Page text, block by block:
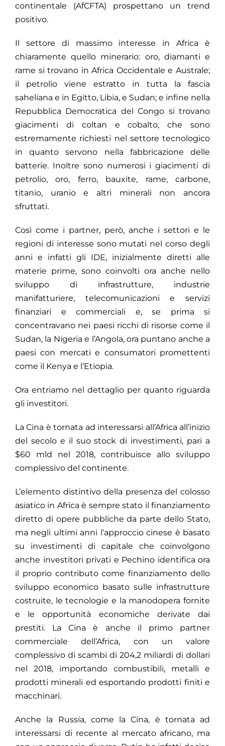
continentale (AfCFTA) prospettano un trend
positivo.
Il settore di massimo interesse in Africa è
chiaramente quello minerario: oro, diamanti e
rame si trovano in Africa Occidentale e Australe;
il petrolio viene estratto in tutta la fascia
saheliana e in Egitto, Libia, e Sudan; e infine nella
Repubblica Democratica del Congo si trovano
giacimenti di coltan e cobalto, che sono
estremamente richiesti nel settore tecnologico
in quanto servono nella fabbricazione delle
batterie. Inoltre sono numerosi i giacimenti di
petrolio, oro, ferro, bauxite, rame, carbone,
titanio, uranio e altri minerali non ancora
sfruttati.
Così come i partner, però, anche i settori e le
regioni di interesse sono mutati nel corso degli
anni e infatti gli IDE, inizialmente diretti alle
materie prime, sono coinvolti ora anche nello
sviluppo di infrastrutture, industrie
manifatturiere, telecomunicazioni e servizi
finanziari e commerciali e, se prima si
concentravano nei paesi ricchi di risorse come il
Sudan, la Nigeria e l’Angola, ora puntano anche a
paesi con mercati e consumatori promettenti
come il Kenya e l’Etiopia.
Ora entriamo nel dettaglio per quanto riguarda
gli investitori.
La Cina è tornata ad interessarsi all’Africa all’inizio
del secolo e il suo stock di investimenti, pari a
$60 mld nel 2018, contribuisce allo sviluppo
complessivo del continente.
L’elemento distintivo della presenza del colosso
asiatico in Africa è sempre stato il finanziamento
diretto di opere pubbliche da parte dello Stato,
ma negli ultimi anni l’approccio cinese è basato
su investimenti di capitale che coinvolgono
anche investitori privati e Pechino identifica ora
il proprio contributo come finanziamento dello
sviluppo economico basato sulle infrastrutture
costruite, le tecnologie e la manodopera fornite
e le opportunità economiche derivate dai
prestiti. La Cina è anche il primo partner
commerciale dell’Africa, con un valore
complessivo di scambi di 204,2 miliardi di dollari
nel 2018, importando combustibili, metalli e
prodotti minerali ed esportando prodotti finiti e
macchinari.
Anche la Russia, come la Cina, è tornata ad
interessarsi di recente al mercato africano, ma